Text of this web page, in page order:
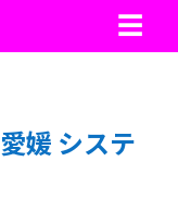
☰
媛 システ